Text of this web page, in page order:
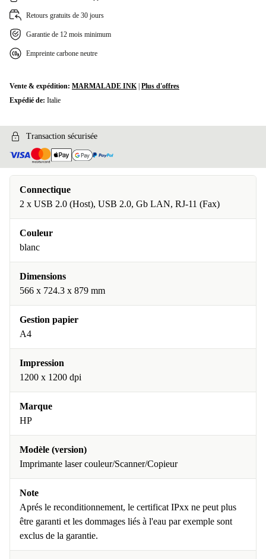
Retours gratuits de 30 jours
Garantie de 12 mois minimum
Empreinte carbone neutre
Vente & expédition: MARMALADE INK| Plus d'offres
Expédié de: Italie
Transaction sécurisée
Connectique
2 x USB 2.0 (Host), USB 2.0, Gb LAN, RJ-11 (Fax)
Couleur
blanc
Dimensions
566 x 724.3 x 879 mm
Gestion papier
A4
Impression
1200 x 1200 dpi
Marque
HP
Modèle (version)
Imprimante laser couleur/Scanner/Copieur
Note
Aprés le reconditionnement, le certificat IPxx ne peut plus
être garanti et les dommages liés à l'eau par exemple sont
exclus de la garantie.